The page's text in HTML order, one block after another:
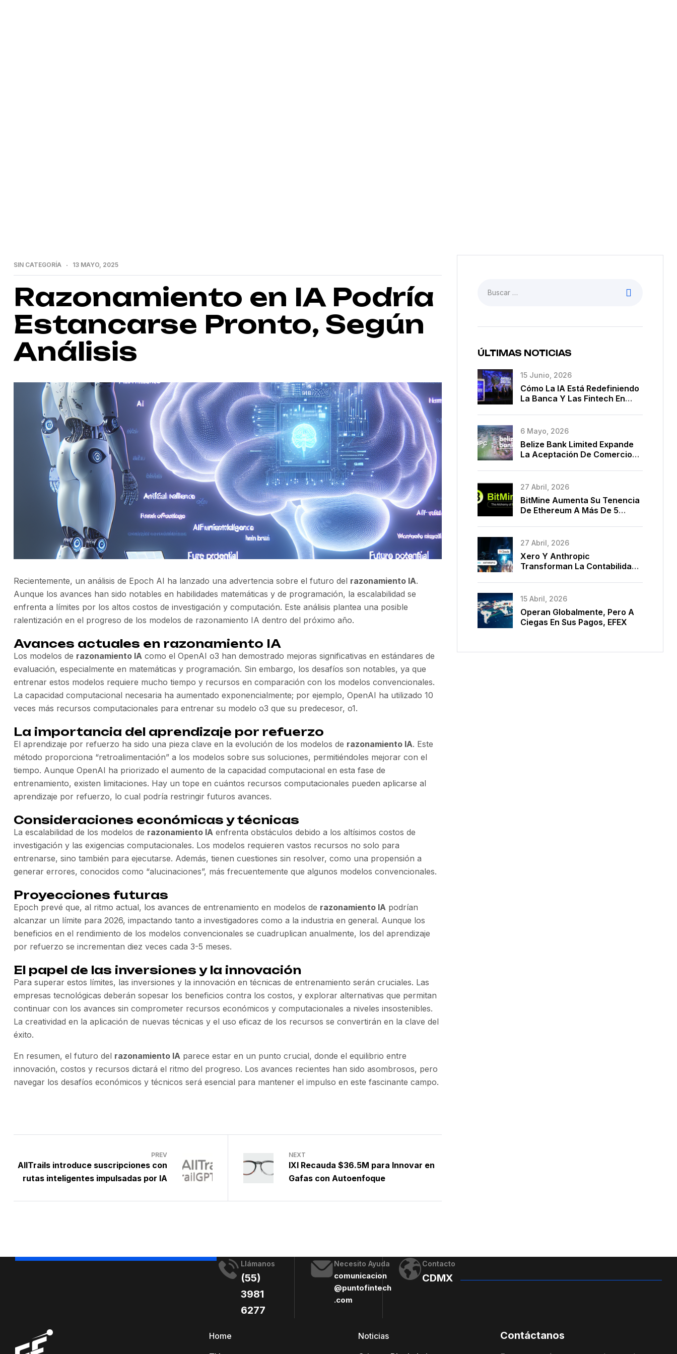
SIN CATEGORÍA 13 MAYO, 2025
Razonamiento en IA Podría
Estancarse Pronto, Según
Análisis
Recientemente, un análisis de Epoch AI ha lanzado una advertencia sobre el futuro del razonamiento IA.
Aunque los avances han sido notables en habilidades matemáticas y de programación, la escalabilidad se
enfrenta a límites por los altos costos de investigación y computación. Este análisis plantea una posible
ralentización en el progreso de los modelos de razonamiento IA dentro del próximo año.
Avances actuales en razonamiento IA
Los modelos de razonamiento IA como el OpenAI o3 han demostrado mejoras significativas en estándares de
evaluación, especialmente en matemáticas y programación. Sin embargo, los desafíos son notables, ya que
entrenar estos modelos requiere mucho tiempo y recursos en comparación con los modelos convencionales.
La capacidad computacional necesaria ha aumentado exponencialmente; por ejemplo, OpenAI ha utilizado 10
veces más recursos computacionales para entrenar su modelo o3 que su predecesor, o1.
La importancia del aprendizaje por refuerzo
El aprendizaje por refuerzo ha sido una pieza clave en la evolución de los modelos de razonamiento IA. Este
método proporciona “retroalimentación” a los modelos sobre sus soluciones, permitiéndoles mejorar con el
tiempo. Aunque OpenAI ha priorizado el aumento de la capacidad computacional en esta fase de
entrenamiento, existen limitaciones. Hay un tope en cuántos recursos computacionales pueden aplicarse al
aprendizaje por refuerzo, lo cual podría restringir futuros avances.
Consideraciones económicas y técnicas
La escalabilidad de los modelos de razonamiento IA enfrenta obstáculos debido a los altísimos costos de
investigación y las exigencias computacionales. Los modelos requieren vastos recursos no solo para
entrenarse, sino también para ejecutarse. Además, tienen cuestiones sin resolver, como una propensión a
generar errores, conocidos como “alucinaciones”, más frecuentemente que algunos modelos convencionales.
Proyecciones futuras
Epoch prevé que, al ritmo actual, los avances de entrenamiento en modelos de razonamiento IA podrían
alcanzar un límite para 2026, impactando tanto a investigadores como a la industria en general. Aunque los
beneficios en el rendimiento de los modelos convencionales se cuadruplican anualmente, los del aprendizaje
por refuerzo se incrementan diez veces cada 3-5 meses.
El papel de las inversiones y la innovación
Para superar estos límites, las inversiones y la innovación en técnicas de entrenamiento serán cruciales. Las
empresas tecnológicas deberán sopesar los beneficios contra los costos, y explorar alternativas que permitan
continuar con los avances sin comprometer recursos económicos y computacionales a niveles insostenibles.
La creatividad en la aplicación de nuevas técnicas y el uso eficaz de los recursos se convertirán en la clave del
éxito.
En resumen, el futuro del razonamiento IA parece estar en un punto crucial, donde el equilibrio entre
innovación, costos y recursos dictará el ritmo del progreso. Los avances recientes han sido asombrosos, pero
navegar los desafíos económicos y técnicos será esencial para mantener el impulso en este fascinante campo.
PREV
AllTrails introduce suscripciones con
rutas inteligentes impulsadas por IA
NEXT
IXI Recauda $36.5M para Innovar en
Gafas con Autoenfoque
ÚLTIMAS NOTICIAS
15 Junio, 2026
Cómo La IA Está Redefiniendo
La Banca Y Las Fintech En
6 Mayo, 2026
Belize Bank Limited Expande
La Aceptación De Comercio
BPC Y Marca Una Década De
Modernización De Pagos
27 Abril, 2026
BitMine Aumenta Su Tenencia
De Ethereum A Más De 5
27 Abril, 2026
Xero Y Anthropic
Transforman La Contabilidad
15 Abril, 2026
Operan Globalmente, Pero A
Ciegas En Sus Pagos, EFEX
Llámanos
(55)
3981
6277
Necesito Ayuda
comunicacion
@puntofintech
.com
Contacto
CDMX
Home Noticias Contáctanos